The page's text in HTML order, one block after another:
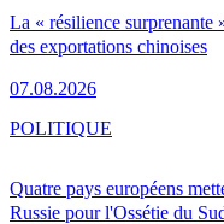
La « résilience surprenante
des exportations chinoises
07.08.2026
Quatre pays européens
Russie pour l'Ossétie du
POLITIQUE